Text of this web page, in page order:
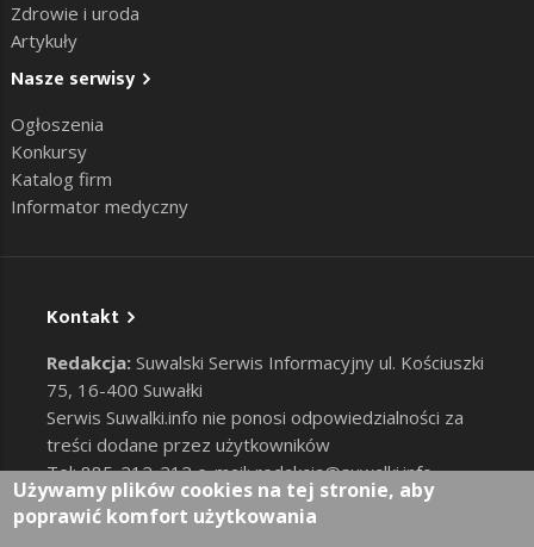
Zdrowie i uroda
Artykuły
Nasze serwisy
Ogłoszenia
Konkursy
Katalog firm
Informator medyczny
Kontakt
Redakcja: Suwalski Serwis Informacyjny ul. Kościuszki
75, 16-400 Suwałki
Serwis Suwalki.info nie ponosi odpowiedzialności za
treści dodane przez użytkowników
Tel: 885-212-212 e-mail:redakcja@suwalki.info,
reklama@suwalki.info
RODO |Cookies
Używamy plików cookies na tej stronie, aby
poprawić komfort użytkowania